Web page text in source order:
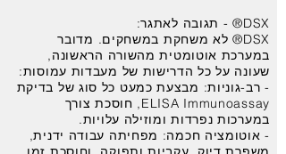
DSX® - תגובה לאתגר:
DSX® לא משחקת במשחקים. מדובר
במערכת אוטומטית מהשורה הראשונה,
שעונה על כל הדרישות של מעבדות עמוסות:
- רב-גוניות: מבצעת כמעט כל סוג של בדיקת
ELISA Immunoassay, חוסכת צורך
במערכות נפרדות ומוזילה עלויות.
- אוטומציה חכמה: מפחיתה עבודה ידנית,